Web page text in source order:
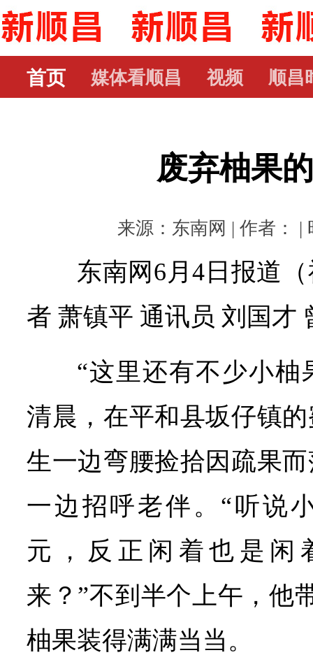
首页 媒体看顺昌 视频 顺昌
废弃柚果
来源：东南网 | 作者： |
东南网6月4日报道
者 萧镇平 通讯员 刘国才
“这里还有不少小柚
清晨，在平和县坂仔镇
生一边弯腰捡拾因疏果
一边招呼老伴。“听说
元，反正闲着也是闲
来？”不到半个上午，他
柚果装得满满当当。